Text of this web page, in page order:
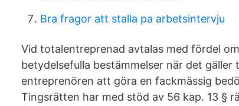
Bra fragor att stalla pa arbetsintervju
Vid totalentreprenad avtalas med fördel
betydelsefulla bestämmelser när det
entreprenören att göra en fackmässig
Tingsrätten har med stöd av 56 kap. 13 §